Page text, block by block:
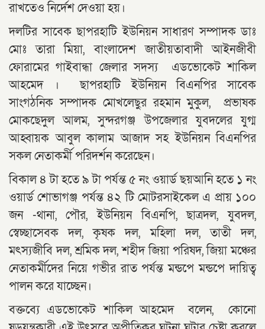
রাখতেও নির্দেশ দেওয়া হয়।
দলটির সাবেক ছাপরহাটি ইউনিয়ন সাধারণ সম্পাদক ডাঃ
মোঃ তারা মিয়া, বাংলাদেশ জাতীয়তাবাদী আইনজীবী
ফোরামের গাইবান্ধা জেলার সদস্য এডভোকেট শাকিল
আহমেদ । ছাপরহাটি ইউনিয়ন বিএনপির সাবেক
সাংগঠনিক সম্পাদক মোখলেছুর রহমান মুকুল, প্রভাষক
মোকছেদুল আলম, সুন্দরগঞ্জ উপজেলার যুবদলের যুগ্ম
আহ্বায়ক আবুল কালাম আজাদ সহ ইউনিয়ন বিএনপির
সকল নেতাকর্মী পরিদর্শন করেছেন।
বিকাল ৪ টা হতে ৯ টা পর্যন্ত ৫ নং ওয়ার্ড ছয়আনি হতে ১ নং
ওয়ার্ড শোভাগঞ্জ পর্যন্ত ৪২ টি মোটরসাইকেল এ প্রায় ১০০
জন -থানা, পৌর, ইউনিয়ন বিএনপি, ছাত্রদল, যুবদল,
স্বেচ্ছাসেবক দল, কৃষক দল, মহিলা দল, তাতী দল,
মৎস্যজীবি দল, শ্রমিক দল, শহীদ জিয়া পরিষদ, জিয়া মঞ্চের
নেতাকর্মীদের নিয়ে গভীর রাত পর্যন্ত মন্ডপে মন্ডপে দায়িত্ব
পালন করে যাচ্ছেন।
বক্তব্যে এডভোকেট শাকিল আহমেদ বলেন, কোনো